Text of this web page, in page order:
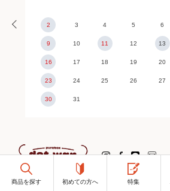
商品を探す 初めての方へ 特集
商品を探す 初めての方へ 特集
2 3 4 5 6
9 10 11 12 13
16 17 18 19 20
23 24 25 26 27
30 31
〒703-8265 岡山県岡山市中区倉田211-13